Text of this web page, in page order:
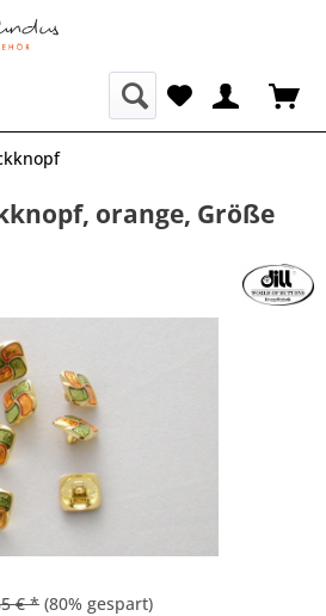
orange, Größe
€ * (80% gespart)